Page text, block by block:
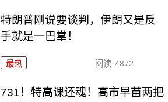
特朗普刚说要谈判，伊朗又是反
手就是一巴掌！
最热 阅读 4872
731！特高课还魂！高市早苗两把